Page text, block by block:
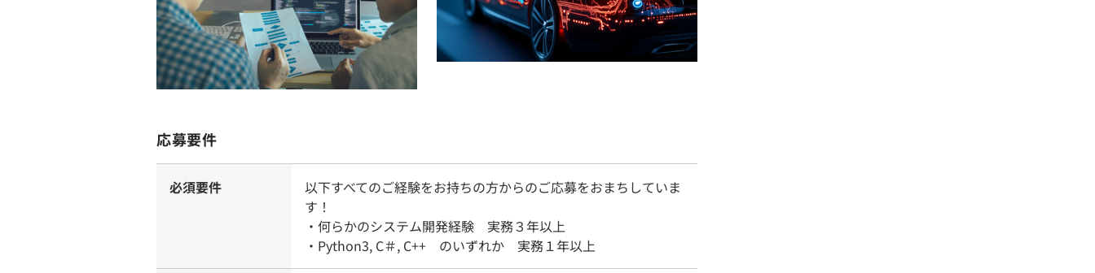
応募要件
必須要件
以下すべてのご経験をお持ちの方からのご応募をおまちしていま
す！
・何らかのシステム開発経験 実務３年以上
・Python3, C＃, C++ のいずれか 実務１年以上